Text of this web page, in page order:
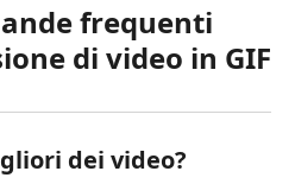
frequenti
di video in GIF
dei video?